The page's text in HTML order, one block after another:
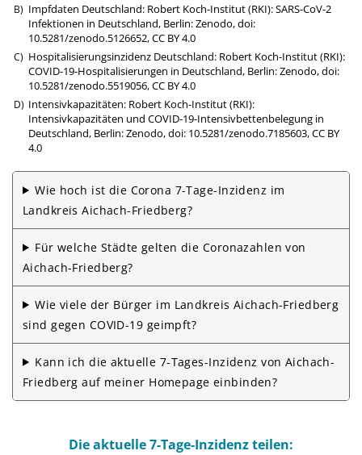
Impfdaten Deutschland: Robert Koch-Institut (RKI): SARS-CoV-2
Infektionen in Deutschland, Berlin: Zenodo,doi:
10.5281/zenodo.5126652,CC BY 4.0
Hospitalisierungsinzidenz Deutschland: Robert Koch-Institut (RKI):
COVID-19-Hospitalisierungen in Deutschland, Berlin: Zenodo,doi:
10.5281/zenodo.5519056,CC BY 4.0
Intensivkapazitäten: Robert Koch-Institut (RKI):
Intensivkapazitäten und COVID-19-Intensivbettenbelegung in
Deutschland, Berlin: Zenodo,doi: 10.5281/zenodo.7185603,CC BY
4.0
Wie hoch ist die Corona 7-Tage-Inzidenz im
Landkreis Aichach-Friedberg?
Für welche Städte gelten die Corona­zahlen von
Aichach-Friedberg?
Wie viele der Bürger im Landkreis Aichach-Friedberg
sind gegen COVID-19 geimpft?
Kann ich die aktuelle 7-Tages-Inzidenz von Aichach-
Friedberg auf meiner Homepage einbinden?